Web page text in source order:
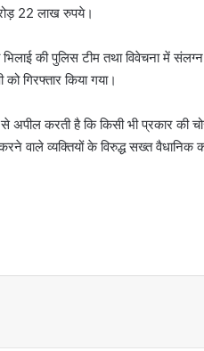
22 लाख रुपये।
भिलाई की पुलिस टीम तथा विवेचना में
गिरफ्तार किया गया।
अपील करती है कि किसी भी प्रकार की
व्यक्तियों के विरुद्ध सख्त वैधानिक
के